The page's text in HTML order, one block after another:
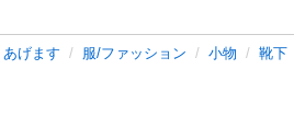
げます 服/ファッション 小物 靴下